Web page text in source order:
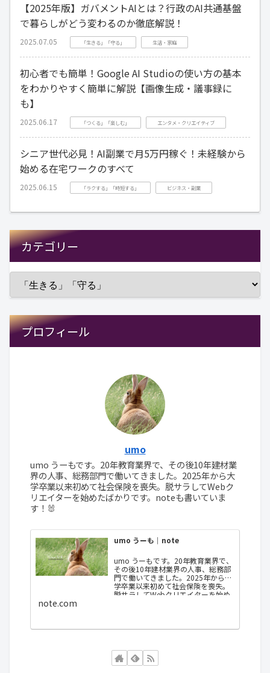
【2025年版】ガバメントAIとは？行政のAI共通基盤
で暮らしがどう変わるのか徹底解説！
2025.07.05 「生きる」「守る」 生活・家庭
初心者でも簡単！Google AI Studioの使い方の基本
をわかりやすく簡単に解説【画像生成・議事録に
も】
2025.06.17 「つくる」「楽しむ」 エンタメ・クリエイティブ
シニア世代必見！AI副業で月5万円稼ぐ！未経験から
始める在宅ワークのすべて
2025.06.15 「ラクする」「時短する」 ビジネス・副業
カテゴリー
プロフィール
umo
umo うーもです。20年教育業界で、その後10年建材業
界の人事、総務部門で働いてきました。2025年から大
学卒業以来初めて社会保険を喪失。脱サラしてWebク
リエイターを始めたばかりです。noteも書いていま
す！🐰
umo うーも｜note
umo うーもです。20年教育業界で、
その後10年建材業界の人事、総務部
門で働いてきました。2025年から大
学卒業以来初めて社会保険を喪失。
脱サラしてWebクリエイターを始め
note.com